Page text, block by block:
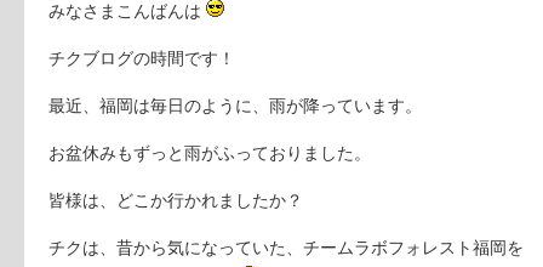
みなさまこんばんは
チクブログの時間です！
最近、福岡は毎日のように、雨が降っています。
お盆休みもずっと雨がふっておりました。
皆様は、どこか行かれましたか？
チクは、昔から気になっていた、チームラボフォレスト福岡を